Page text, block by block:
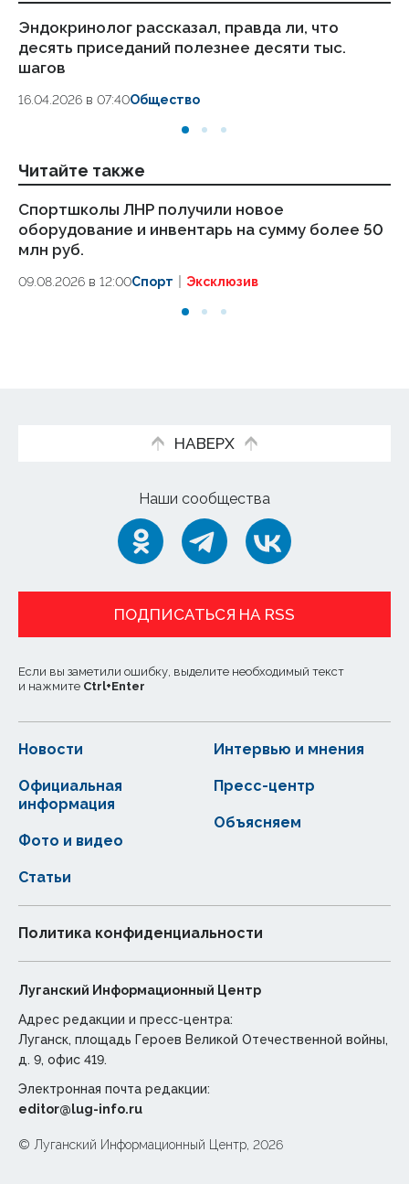
Эндокринолог рассказал, правда ли, что
десять приседаний полезнее десяти тыс.
шагов
16.04.2026 в 07:40Общество
Читайте также
Спортшколы ЛНР получили новое
оборудование и инвентарь на сумму более 50
млн руб.
09.08.2026 в 12:00Спорт Эксклюзив
НАВЕРХ
Наши сообщества
ПОДПИСАТЬСЯ НА RSS
Если вы заметили ошибку, выделите необходимый текст
и нажмите Ctrl+Enter
Новости
Статьи
Официальная
информация
Интервью и мнения
Фото и видео
Пресс-центр
Объясняем
Политика конфиденциальности
Луганский Информационный Центр
Адрес редакции и пресс-центра:
Луганск, площадь Героев Великой Отечественной войны,
д. 9, офис 419.
Электронная почта редакции:
editor@lug-info.ru
© Луганский Информационный Центр, 2026